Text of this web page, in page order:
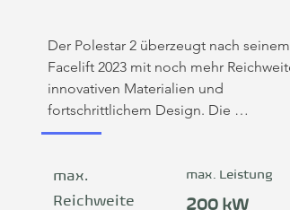
Der Polestar 2 überzeugt nach seinem
Facelift 2023 mit noch mehr
innovativen Materialien und
fortschrittlichem Design. Die
leistungsstarke elektrische Fließheck-
vergleichbaren Konkurrenten Stand
halten. Bereits die Basisvariante bietet
max.
Reichweite
max. Leistung
200 kW